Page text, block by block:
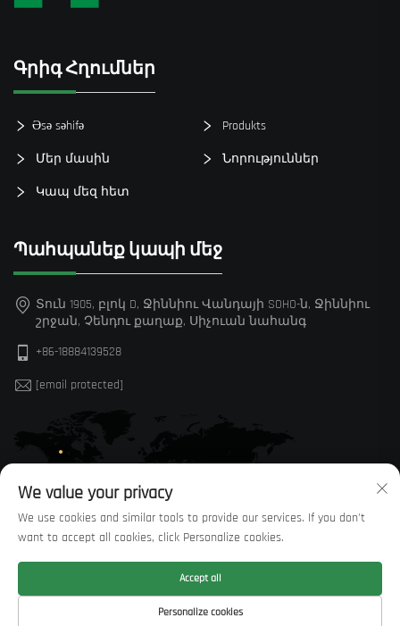
Գրիգ Հղումներ
Əsə səhifə Produkts
Մեր մասին Նորություններ
Կապ մեզ հետ
Պահպանեք կապի մեջ
Տուն 1905, բլոկ D, Ջիննիու Վանդայի SOHO-ն, Ջիննիու
շրջան, Չենդու քաղաք, Սիչուան նահանգ
+86-18884139528
[email protected]
© Բոլոր իրավունքները պաշտպանված են Sichuan Huaxi
Trading Co., LTD —Սկսածքային POLITICY
We value your privacy
We use cookies and similar tools to provide our services. If you don't
want to accept all cookies, click Personalize cookies.
Personalize cookies
Accept all